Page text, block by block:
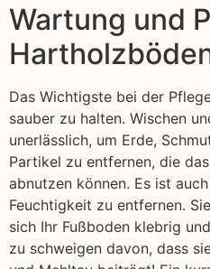
Wartung und
Das Wichtigste bei der
sauber zu halten. Wischen
unerlässlich, um Erde,
Partikel zu entfernen, die
abnutzen können. Es ist
Feuchtigkeit zu entfernen.
sich Ihr Fußboden klebrig
zu schweigen davon, dass